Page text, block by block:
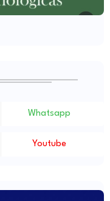
Whatsapp
Youtube